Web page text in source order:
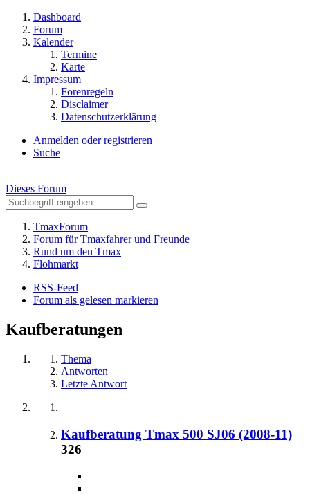
Dashboard
Forum
Kalender
Termine
Karte
Impressum
Forenregeln
Disclaimer
Datenschutzerklärung
Anmelden oder registrieren
Suche
Dieses Forum
TmaxForum
Forum für Tmaxfahrer und Freunde
Rund um den Tmax
Flohmarkt
RSS-Feed
Forum als gelesen markieren
Kaufberatungen
Thema
Antworten
Letzte Antwort
Kaufberatung Tmax 500 SJ06 (2008-11)
326